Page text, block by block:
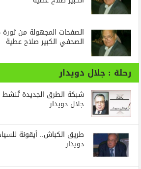
الصحفي الكبير صلاح عطية
رحلة : جلال دويدار
شبكة الطرق الجديدة تُنشط
جلال دويدار
طريق الكباش.. أيقونة
دويدار